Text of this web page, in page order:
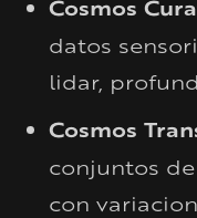
Cosmos
datos
lidar,
Cosmos
conjuntos
con